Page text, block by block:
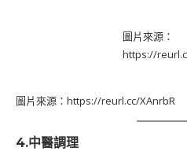
圖片來源：
https://
圖片來源： https://reurl.cc/XAnrbR
4.中醫調理